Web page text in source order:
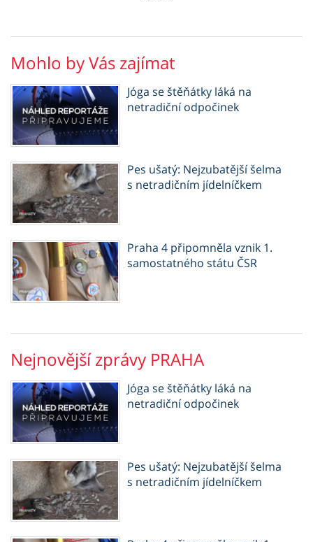
Mohlo by Vás zajímat
Jóga se štěňátky láká na
netradiční odpočinek
Pes ušatý: Nejzubatější šelma
s netradičním jídelníčkem
Praha 4 připomněla vznik 1.
samostatného státu ČSR
Nejnovější zprávy PRAHA
Jóga se štěňátky láká na
netradiční odpočinek
Pes ušatý: Nejzubatější šelma
s netradičním jídelníčkem